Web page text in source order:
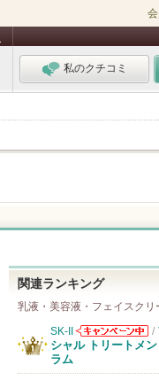
私のクチコミ
関連ランキング
乳液・美容液・フェイスク
SK-II
SK-IIからのお
/
シャル トリートメ
ラム